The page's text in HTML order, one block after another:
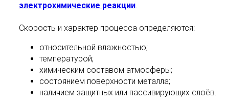
электрохимические реакции.
Скорость и характер процесса определяются:
относительной влажностью;
температурой;
химическим составом атмосферы;
состоянием поверхности металла;
наличием защитных или пассивирующих слоёв.